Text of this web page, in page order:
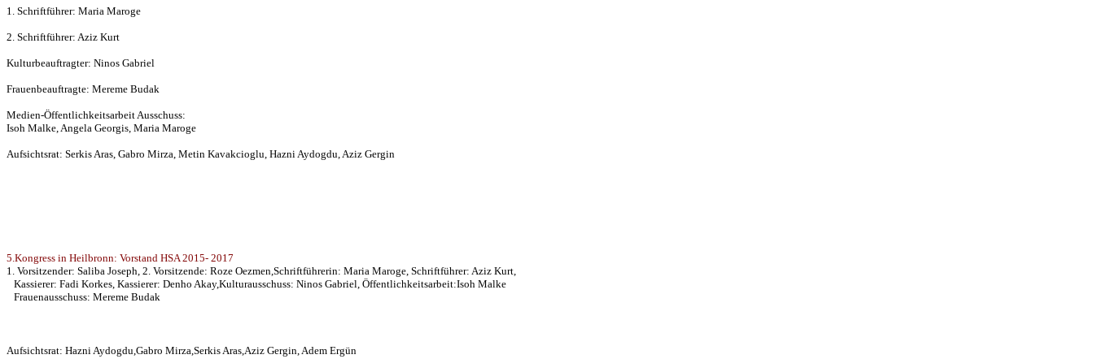
1. Schriftführer: Maria Maroge
2. Schriftführer: Aziz Kurt
Kulturbeauftragter: Ninos Gabriel
Frauenbeauftragte: Mereme Budak
Medien-Öffentlichkeitsarbeit Ausschuss:
Isoh Malke, Angela Georgis, Maria Maroge
Aufsichtsrat: Serkis Aras, Gabro Mirza, Metin Kavakcioglu, Hazni Aydogdu, Aziz Gergin
5.Kongress in Heilbronn: Vorstand HSA 2015- 2017
1. Vorsitzender: Saliba Joseph, 2. Vorsitzende: Roze Oezmen,Schriftführerin: Maria Maroge, Schriftführer: Aziz Kurt,
Kassierer: Fadi Korkes, Kassierer: Denho Akay,Kulturausschuss: Ninos Gabriel, Öffentlichkeitsarbeit:Isoh Malke
Frauenausschuss: Mereme Budak
Aufsichtsrat: Hazni Aydogdu,Gabro Mirza,Serkis Aras,Aziz Gergin, Adem Ergün